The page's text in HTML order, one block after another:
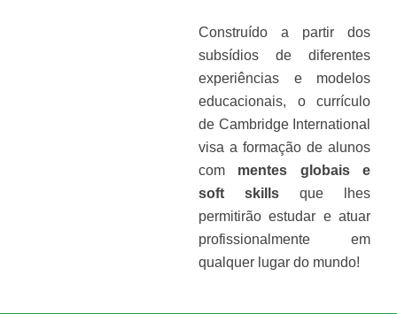
Construído a partir dos
subsídios de diferentes
experiências e modelos
educacionais, o currículo
de Cambridge International
visa a formação de alunos
com mentes globais e
soft skills que lhes
permitirão estudar e atuar
profissionalmente em
qualquer lugar do mundo!